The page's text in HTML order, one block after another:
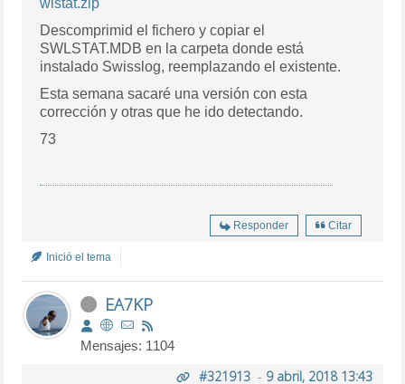
Descomprimid el fichero y copiar el
SWLSTAT.MDB en la carpeta donde está
instalado Swisslog, reemplazando el existente.
Esta semana sacaré una versión con esta
corrección y otras que he ido detectando.
73
Responder Citar
Inició el tema
EA7KP
Mensajes: 1104
#321913- 9 abril, 2018 13:43